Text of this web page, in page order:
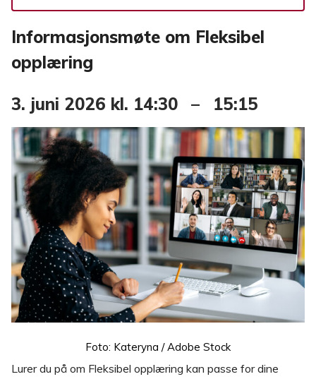
Informasjonsmøte om Fleksibel
opplæring
3. juni 2026 kl. 14:30 – 15:15
Foto: Kateryna / Adobe Stock
Lurer du på om Fleksibel opplæring kan passe for dine